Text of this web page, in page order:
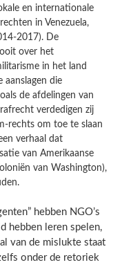
en internationale
in Venezuela,
2017). De
over het
in het land
die
de afdelingen van
verdedigen zij
rechts om toe te slaan
verhaal dat
van Amerikaanse
van Washington),
hebben NGO’s
hebben leren spelen,
van de mislukte staat
onder de retoriek